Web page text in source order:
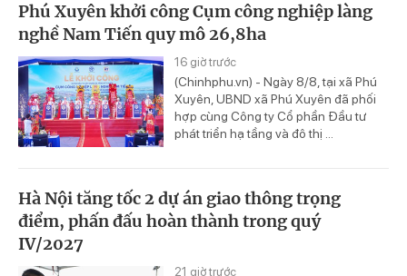
Phú Xuyên khởi công Cụm công nghiệp làng
nghề Nam Tiến quy mô 26,8ha
16 giờ trước
(Chinhphu.vn) - Ngày 8/8, tại xã Phú
Xuyên, UBND xã Phú Xuyên đã phối
hợp cùng Công ty Cổ phần Đầu tư
phát triển hạ tầng và đô thị ...
Hà Nội tăng tốc 2 dự án giao thông trọng
điểm, phấn đấu hoàn thành trong quý
IV/2027
21 giờ trước